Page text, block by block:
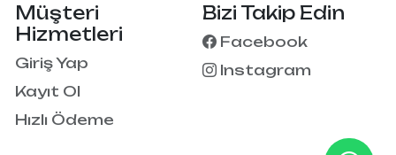
Müşteri
Hizmetleri
Giriş Yap
Kayıt Ol
Hızlı Ödeme
Bizi Takip Edin
Facebook
Instagram